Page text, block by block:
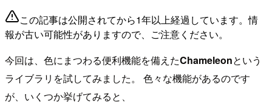
この記事は公開されてから1年以上経過しています。情
報が古い可能性がありますので、ご注意ください。
今回は、色にまつわる便利機能を備えたChameleonという
ライブラリを試してみました。 色々な機能があるのです
が、いくつか挙げてみると、